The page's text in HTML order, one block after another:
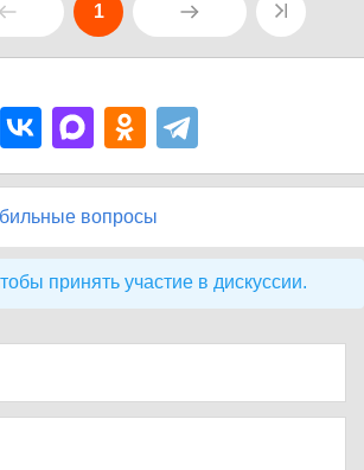
1
вопросы
принять участие в дискуссии.